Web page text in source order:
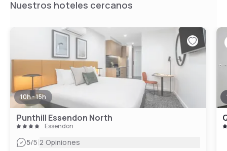
Nuestros hoteles cercanos
10h - 15h
Punthill Essendon North
Essendon
5/5|2 Opiniones